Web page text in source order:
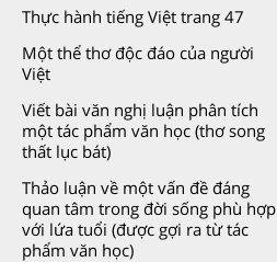
Thực hành tiếng Việt trang 47
Một thể thơ độc đáo của người
Việt
Viết bài văn nghị luận phân tích
một tác phẩm văn học (thơ song
thất lục bát)
Thảo luận về một vấn đề đáng
quan tâm trong đời sống phù hợp
với lứa tuổi (được gợi ra từ tác
phẩm văn học)